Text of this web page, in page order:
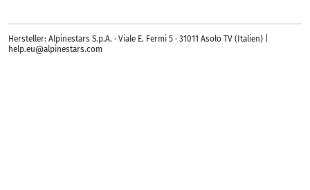
Hersteller: Alpinestars S.p.A. · Viale E. Fermi 5 · 31011 Asolo TV (Italien) |
help.eu@alpinestars.com